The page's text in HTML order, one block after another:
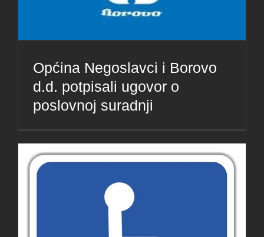
Općina Negoslavci i Borovo
d.d. potpisali ugovor o
poslovnoj suradnji